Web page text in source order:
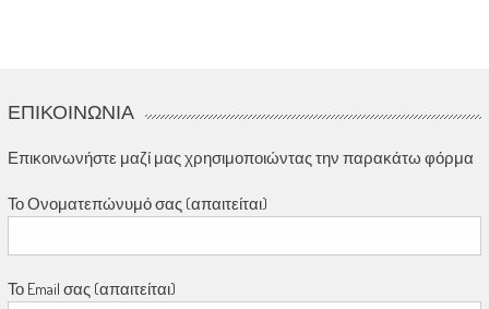
ΕΠΙΚΟΙΝΩΝΊΑ
Επικοινωνήστε μαζί μας χρησιμοποιώντας την παρακάτω φόρμα
Το Ονοματεπώνυμό σας (απαιτείται)
Το Email σας (απαιτείται)